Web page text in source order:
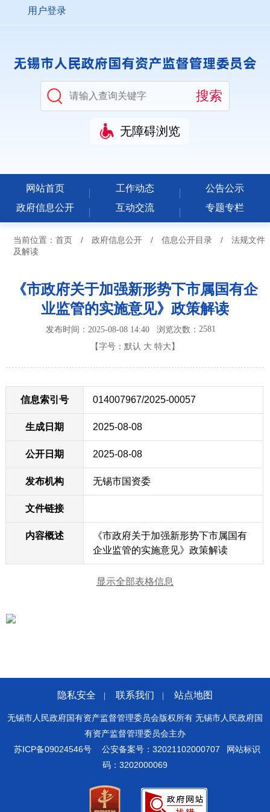
用户登录
无障碍浏览
网站首页 工作动态
公告公示
政府信息公开
互动交流 专题专栏
当前位置： 首页 / 政府信息公开 / 信息公开目录 /
法规文件
及解读
《市政府关于加强新形势下市属国有企
业监管的实施意见》政策解读
发布时间：2025-08-08 14:40浏览次数：2581
【字号： 默认 大 特大 】
信息索引号 014007967/2025-00057
生成日期 2025-08-08
公开日期 2025-08-08
发布机构 无锡市国资委
文件链接
内容概述
《市政府关于加强新形势下市属国有
企业监管的实施意见》政策解读
显示全部表格信息
隐私安全 联系我们 站点地图
无锡市人民政府国有资产监督管理委员会版权所有 无锡市人民政府国
有资产监督管理委员会主办
苏ICP备09024546号
公安备案号：32021102000707
网站标识
码：3202000069